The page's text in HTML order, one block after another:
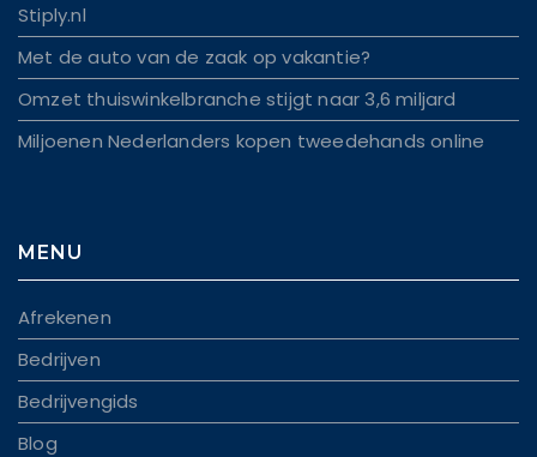
Stiply.nl
Met de auto van de zaak op vakantie?
Omzet thuiswinkelbranche stijgt naar 3,6 miljard
Miljoenen Nederlanders kopen tweedehands online
MENU
Afrekenen
Bedrijven
Bedrijvengids
Blog